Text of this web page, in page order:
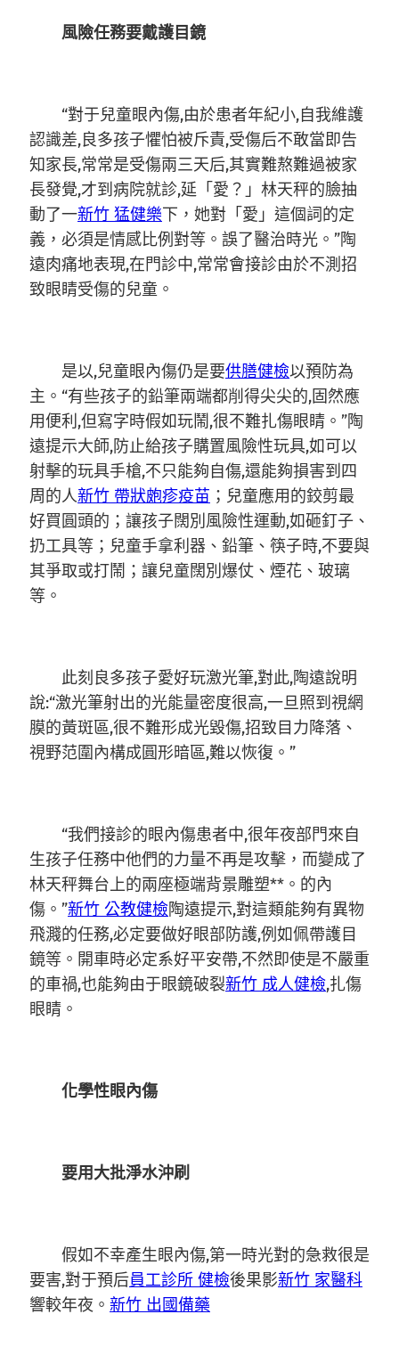
風險任務要戴護目鏡
“對于兒童眼內傷,由於患者年紀小,自我維護
認識差,良多孩子懼怕被斥責,受傷后不敢當即告
知家長,常常是受傷兩三天后,其實難熬難過被家
長發覺,才到病院就診,延「愛？」林天秤的臉抽
動了一新竹 猛健樂下，她對「愛」這個詞的定
義，必須是情感比例對等。誤了醫治時光。”陶
遠肉痛地表現,在門診中,常常會接診由於不測招
致眼睛受傷的兒童。
是以,兒童眼內傷仍是要供膳健檢以預防為
主。“有些孩子的鉛筆兩端都削得尖尖的,固然應
用便利,但寫字時假如玩鬧,很不難扎傷眼睛。”陶
遠提示大師,防止給孩子購置風險性玩具,如可以
射擊的玩具手槍,不只能夠自傷,還能夠損害到四
周的人新竹 帶狀皰疹疫苗 ；兒童應用的鉸剪最
好買圓頭的；讓孩子闊別風險性運動,如砸釘子、
扔工具等；兒童手拿利器、鉛筆、筷子時,不要與
其爭取或打鬧；讓兒童闊別爆仗、煙花、玻璃
等。
此刻良多孩子愛好玩激光筆,對此,陶遠說明
說:“激光筆射出的光能量密度很高,一旦照到視網
膜的黃斑區,很不難形成光毀傷,招致目力降落、
視野范圍內構成圓形暗區,難以恢復。”
“我們接診的眼內傷患者中,很年夜部門來自
生孩子任務中他們的力量不再是攻擊，而變成了
林天秤舞台上的兩座極端背景雕塑**。的內
傷。”新竹 公教健檢陶遠提示,對這類能夠有異物
飛濺的任務,必定要做好眼部防護,例如佩帶護目
鏡等。開車時必定系好平安帶,不然即使是不嚴重
的車禍,也能夠由于眼鏡破裂新竹 成人健檢,扎傷
眼睛。
化學性眼內傷
要用大批淨水沖刷
假如不幸產生眼內傷,第一時光對的急救很是
要害,對于預后員工診所 健檢後果影新竹 家醫科
響較年夜。 新竹 出國備藥